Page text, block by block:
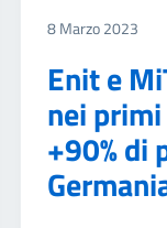
8 Marzo 2023
Enit e
nei
+90% di